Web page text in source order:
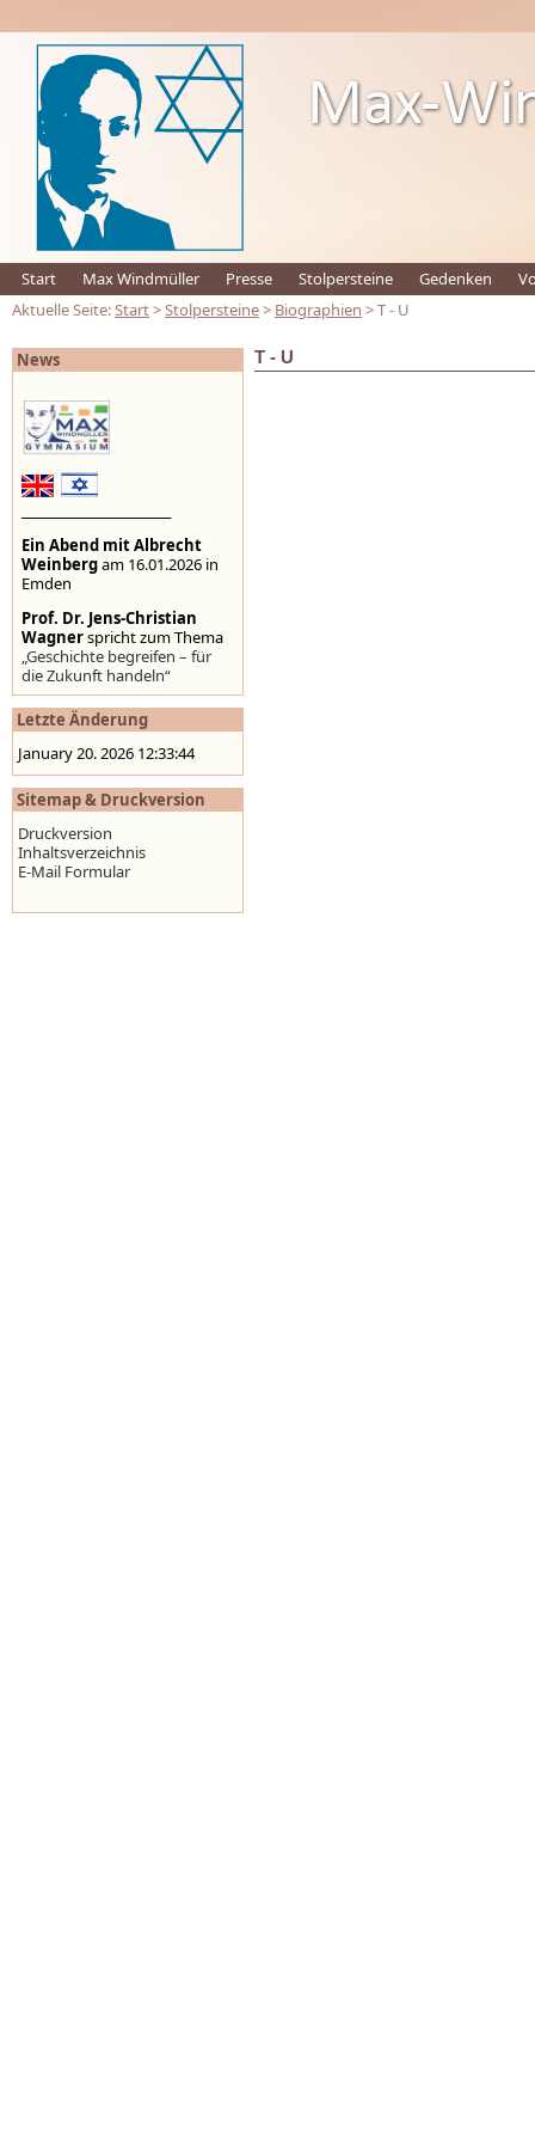
News
Ein Abend mit Albrecht
Weinbergam 16.01.2026 in
Emden
Prof. Dr. Jens-Christian
Wagnerspricht zum Thema
„Geschichte begreifen – für
die Zukunft handeln“
Stolpersteine auf der
Homepage der Stadt
Emden ,www.emden.de
Letzte Änderung
January 20. 2026 12:33:44
Sitemap & Druckversion
Druckversion
Inhaltsverzeichnis
E-Mail Formular
Start Max Windmüller Presse Stolpersteine Gedenken
Aktuelle Seite:Start>Stolpersteine> Biographien > T - U
T - U